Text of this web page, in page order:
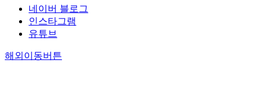
네이버 블로그
인스타그램
유튜브
해외이동버튼